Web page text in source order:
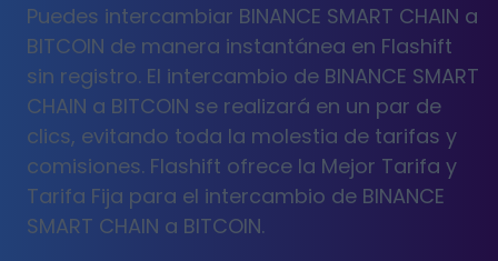
Puedes intercambiar BINANCE SMART CHAIN a
BITCOIN de manera instantánea en Flashift
sin registro. El intercambio de BINANCE SMART
CHAIN a BITCOIN se realizará en un par de
clics, evitando toda la molestia de tarifas y
comisiones. Flashift ofrece la Mejor Tarifa y
Tarifa Fija para el intercambio de BINANCE
SMART CHAIN a BITCOIN.